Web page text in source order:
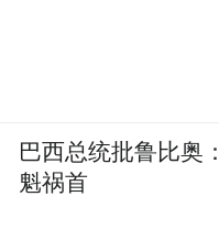
巴西总统批鲁比奥
魁祸首